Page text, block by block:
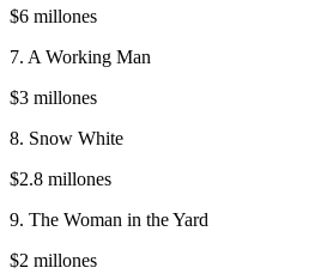
$6 millones
7. A Working Man
$3 millones
8. Snow White
$2.8 millones
9. The Woman in the Yard
$2 millones